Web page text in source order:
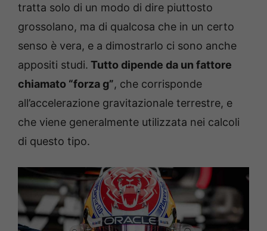
tratta solo di un modo di dire piuttosto
grossolano, ma di qualcosa che in un certo
senso è vera, e a dimostrarlo ci sono anche
appositi studi. Tutto dipende da un fattore
chiamato “forza g”, che corrisponde
all’accelerazione gravitazionale terrestre, e
che viene generalmente utilizzata nei calcoli
di questo tipo.